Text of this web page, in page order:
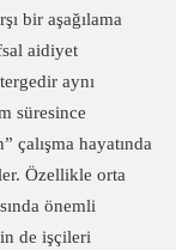
bir aşağılama
aidiyet
aynı
süresince
çalışma hayatında
Özellikle orta
önemli
de işçileri